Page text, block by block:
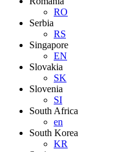
RO
Serbia
RS
Singapore
EN
Slovakia
SK
Slovenia
SI
South Africa
en
South Korea
KR